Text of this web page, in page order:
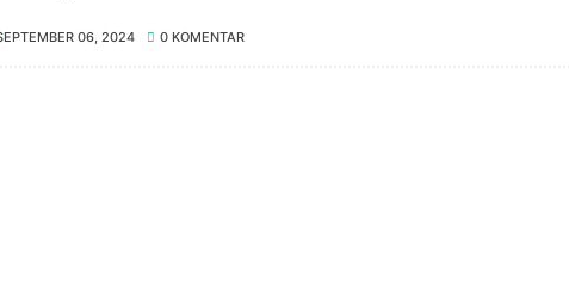
06, 2024 0 KOMENTAR